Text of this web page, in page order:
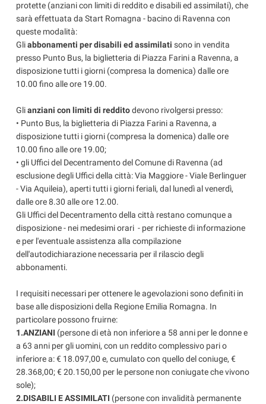
protette (anziani con limiti di reddito e disabili ed assimilati), che
sarà effettuata da Start Romagna - bacino di Ravenna con
queste modalità:
Gliabbonamenti per disabili ed assimilatisono in vendita
presso Punto Bus, la biglietteria di Piazza Farini a Ravenna, a
disposizione tutti i giorni (compresa la domenica) dalle ore
10.00 fino alle ore 19.00.
Glianziani con limiti di redditodevono rivolgersi presso:
• Punto Bus, la biglietteria di Piazza Farini a Ravenna, a
disposizione tutti i giorni (compresa la domenica) dalle ore
10.00 fino alle ore 19.00;
• gli Uffici del Decentramento del Comune di Ravenna (ad
esclusione degli Uffici della città: Via Maggiore - Viale Berlinguer
- Via Aquileia), aperti tutti i giorni feriali, dal lunedì al venerdì,
dalle ore 8.30 alle ore 12.00.
Gli Uffici del Decentramento della città restano comunque a
disposizione - nei medesimi orari - per richieste di informazione
e per l'eventuale assistenza alla compilazione
dell'autodichiarazione necessaria per il rilascio degli
abbonamenti.
I requisiti necessari per ottenere le agevolazioni sono definiti in
base alle disposizioni della Regione Emilia Romagna. In
particolare possono fruirne:
1.ANZIANI (persone di età non inferiore a 58 anni per le donne e
a 63 anni per gli uomini, con un reddito complessivo pari o
inferiore a: € 18.097,00 e, cumulato con quello del coniuge, €
28.368,00; € 20.150,00 per le persone non coniugate che vivono
sole);
2.DISABILI E ASSIMILATI (persone con invalidità permanente